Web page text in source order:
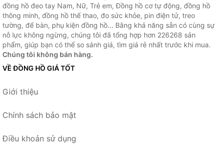
đồng hồ đeo tay Nam, Nữ, Trẻ em, Đồng hồ cơ tự động, đồng hồ
thông minh, đồng hồ thể thao, đo sức khỏe, pin điện tử, treo
tường, để bàn, phụ kiện đồng hồ... Bằng khả năng sẵn có cùng sự
nỗ lực không ngừng, chúng tôi đã tổng hợp hơn 226268 sản
phẩm, giúp bạn có thể so sánh giá, tìm giá rẻ nhất trước khi mua.
Chúng tôi không bán hàng.
VỀ ĐỒNG HỒ GIÁ TỐT
Giới thiệu
Chính sách bảo mật
Điều khoản sử dụng